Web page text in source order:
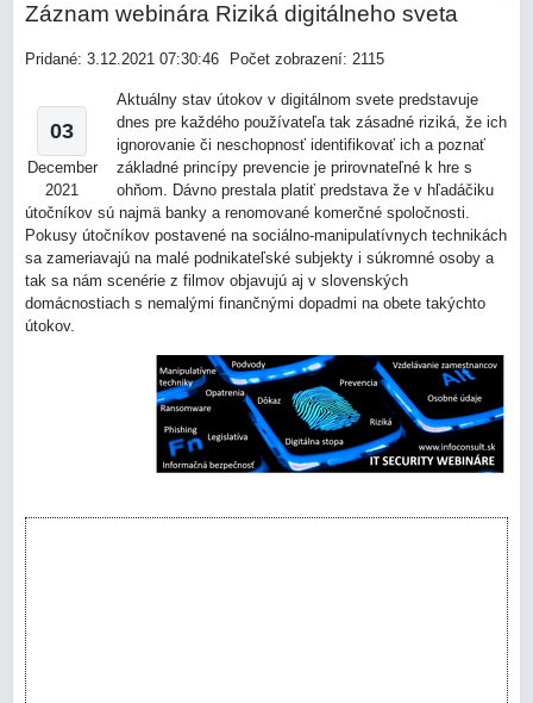
Záznam webinára Riziká digitálneho sveta
Pridané: 3.12.2021 07:30:46 Počet zobrazení: 2115
03
December
2021
Aktuálny stav útokov v digitálnom svete predstavuje
dnes pre každého používateľa tak zásadné riziká, že ich
ignorovanie či neschopnosť identifikovať ich a poznať
základné princípy prevencie je prirovnateľné k hre s
ohňom. Dávno prestala platiť predstava že v hľadáčiku
útočníkov sú najmä banky a renomované komerčné spoločnosti.
Pokusy útočníkov postavené na sociálno-manipulatívnych technikách
sa zameriavajú na malé podnikateľské subjekty i súkromné osoby a
tak sa nám scenérie z filmov objavujú aj v slovenských
domácnostiach s nemalými finančnými dopadmi na obete takýchto
útokov.